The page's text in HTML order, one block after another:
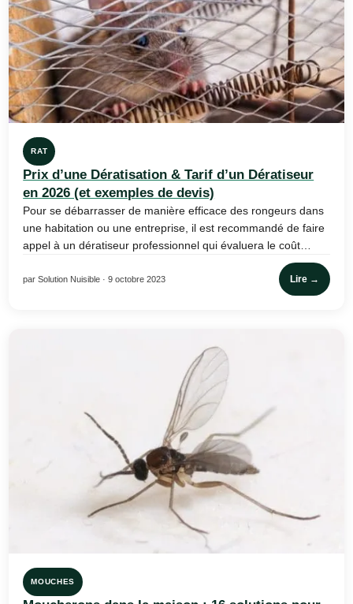
RAT
Prix d’une Dératisation & Tarif d’un Dératiseur
en 2026 (et exemples de devis)
Pour se débarrasser de manière efficace des rongeurs dans
une habitation ou une entreprise, il est recommandé de faire
appel à un dératiseur professionnel qui évaluera le coût…
par Solution Nuisible · 9 octobre 2023 Lire →
MOUCHES